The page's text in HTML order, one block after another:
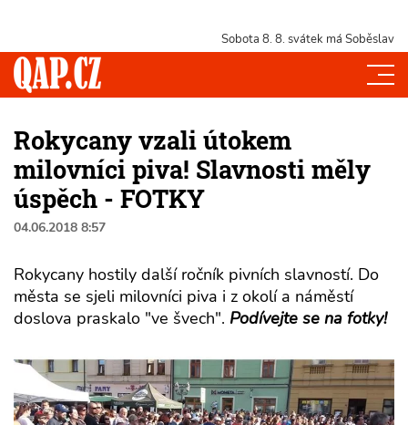
Sobota 8. 8. svátek má Soběslav
Rokycany vzali útokem
milovníci piva! Slavnosti měly
úspěch - FOTKY
04.06.2018 8:57
Rokycany hostily další ročník pivních slavností. Do
města se sjeli milovníci piva i z okolí a náměstí
doslova praskalo "ve švech". Podívejte se na fotky!